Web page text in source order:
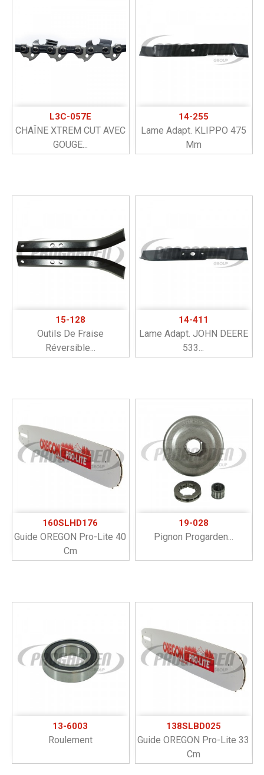
L3C-057E
CHAÎNE XTREM CUT AVEC
GOUGE...
14-255
Lame Adapt. KLIPPO 475
Mm
15-128
Outils De Fraise
Réversible...
14-411
Lame Adapt. JOHN DEERE
533...
160SLHD176
Guide OREGON Pro-Lite 40
Cm
19-028
Pignon Progarden...
13-6003
Roulement
138SLBD025
Guide OREGON Pro-Lite 33
Cm